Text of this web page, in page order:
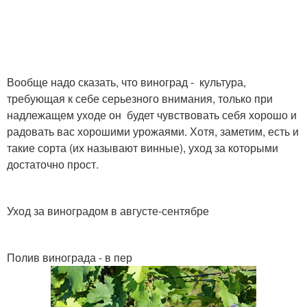
Вообще надо сказать, что виноград - культура,
требующая к себе серьезного внимания, только при
надлежащем уходе он будет чувствовать себя хорошо и
радовать вас хорошими урожаями. Хотя, заметим, есть и
такие сорта (их называют винные), уход за которыми
достаточно прост.
Уход за виноградом в августе-сентябре
Полив винограда - в пер